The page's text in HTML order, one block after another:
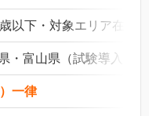
以下・対象エリア在住
・富山県（試験導入・
一律